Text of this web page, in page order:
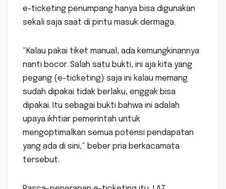
e-ticketing penumpang hanya bisa digunakan
sekali saja saat di pintu masuk dermaga.
“Kalau pakai tiket manual, ada kemungkinannya
nanti bocor. Salah satu bukti, ini aja kita yang
pegang (e-ticketing) saja ini kalau memang
sudah dipakai tidak berlaku, enggak bisa
dipakai. Itu sebagai bukti bahwa ini adalah
upaya ikhtiar pemerintah untuk
mengoptimalkan semua potensi pendapatan
yang ada di sini,” beber pria berkacamata
tersebut.